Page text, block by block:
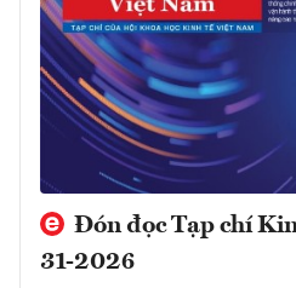
Đón đọc Tạp chí
31-2026